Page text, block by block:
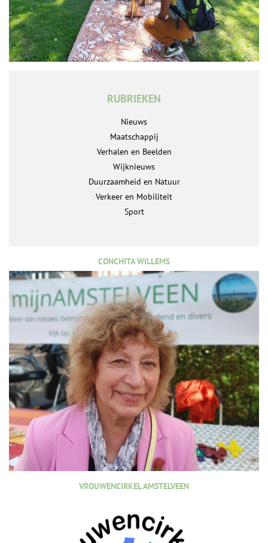
RUBRIEKEN
Nieuws
Maatschappij
Verhalen en Beelden
Wijknieuws
Duurzaamheid en Natuur
Verkeer en Mobiliteit
Sport
CONCHITA WILLEMS
VROUWENCIRKEL AMSTELVEEN